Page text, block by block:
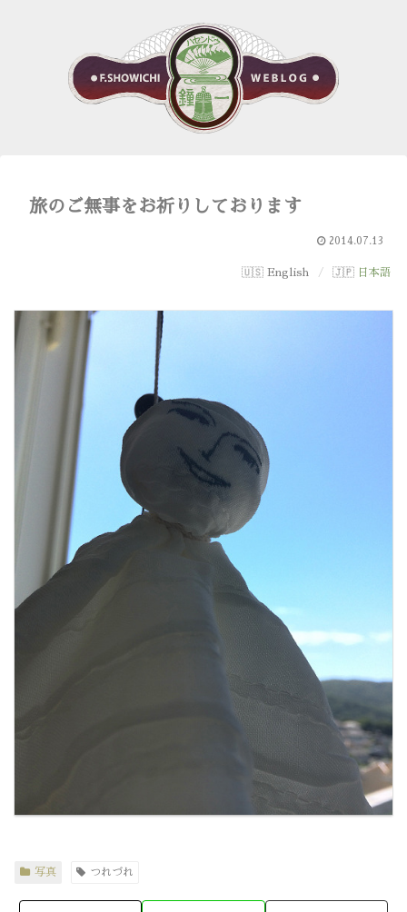
旅のご無事をお祈りしております
2014.07.13
English 日本語
写真 つれづれ